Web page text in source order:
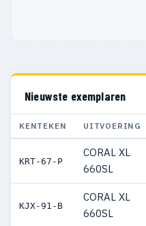
Nieuwste exemplaren
KENTEKEN UITVOERING
KRT-67-P
CORAL XL
660SL
KJX-91-B
CORAL XL
660SL